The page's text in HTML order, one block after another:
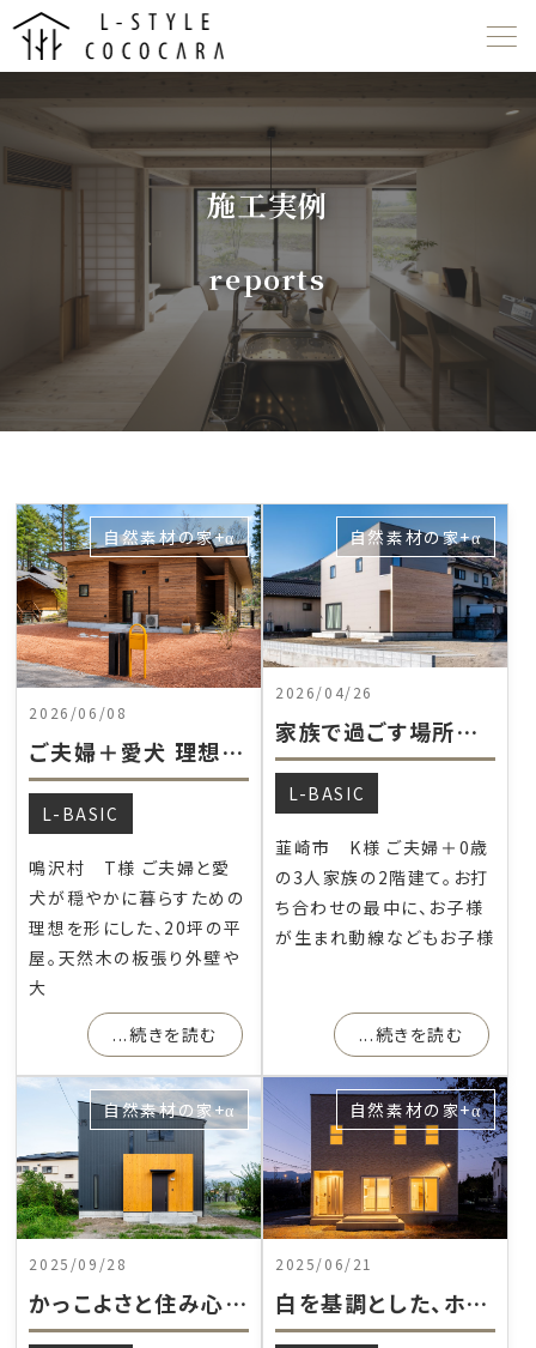
資料請求/お問い合わせ
ABOUT US
LINE UP
EVENT
NEWS
施工実例
reports
2026/06/08
ご夫婦＋愛犬 理想を詰め込んだ ２０坪の平屋。
自然素材の家+α
L-BASIC
鳴沢村 T様 ご夫婦と愛
犬が穏やかに暮らすための
理想を形にした、20坪の平
屋。天然木の板張り外壁や
大
...続きを読む
2026/04/26
家族で過ごす場所にこだわった自然素材の家。
自然素材の家+α
L-BASIC
韮崎市 K様 ご夫婦＋0歳
の3人家族の2階建て。お打
ち合わせの最中に、お子様
が生まれ動線などもお子様
...続きを読む
2025/09/28
かっこよさと住み心地にこだわった家。
自然素材の家+α
2025/06/21
白を基調とした、ホテルライクな家
自然素材の家+α